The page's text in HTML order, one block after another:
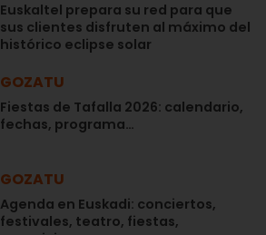
Euskaltel prepara su red para que
sus clientes disfruten al máximo del
histórico eclipse solar
GOZATU
Fiestas de Tafalla 2026: calendario,
fechas, programa…
GOZATU
Agenda en Euskadi: conciertos,
festivales, teatro, fiestas,